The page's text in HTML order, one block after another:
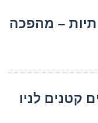
– מהפכה
קטנים לניו